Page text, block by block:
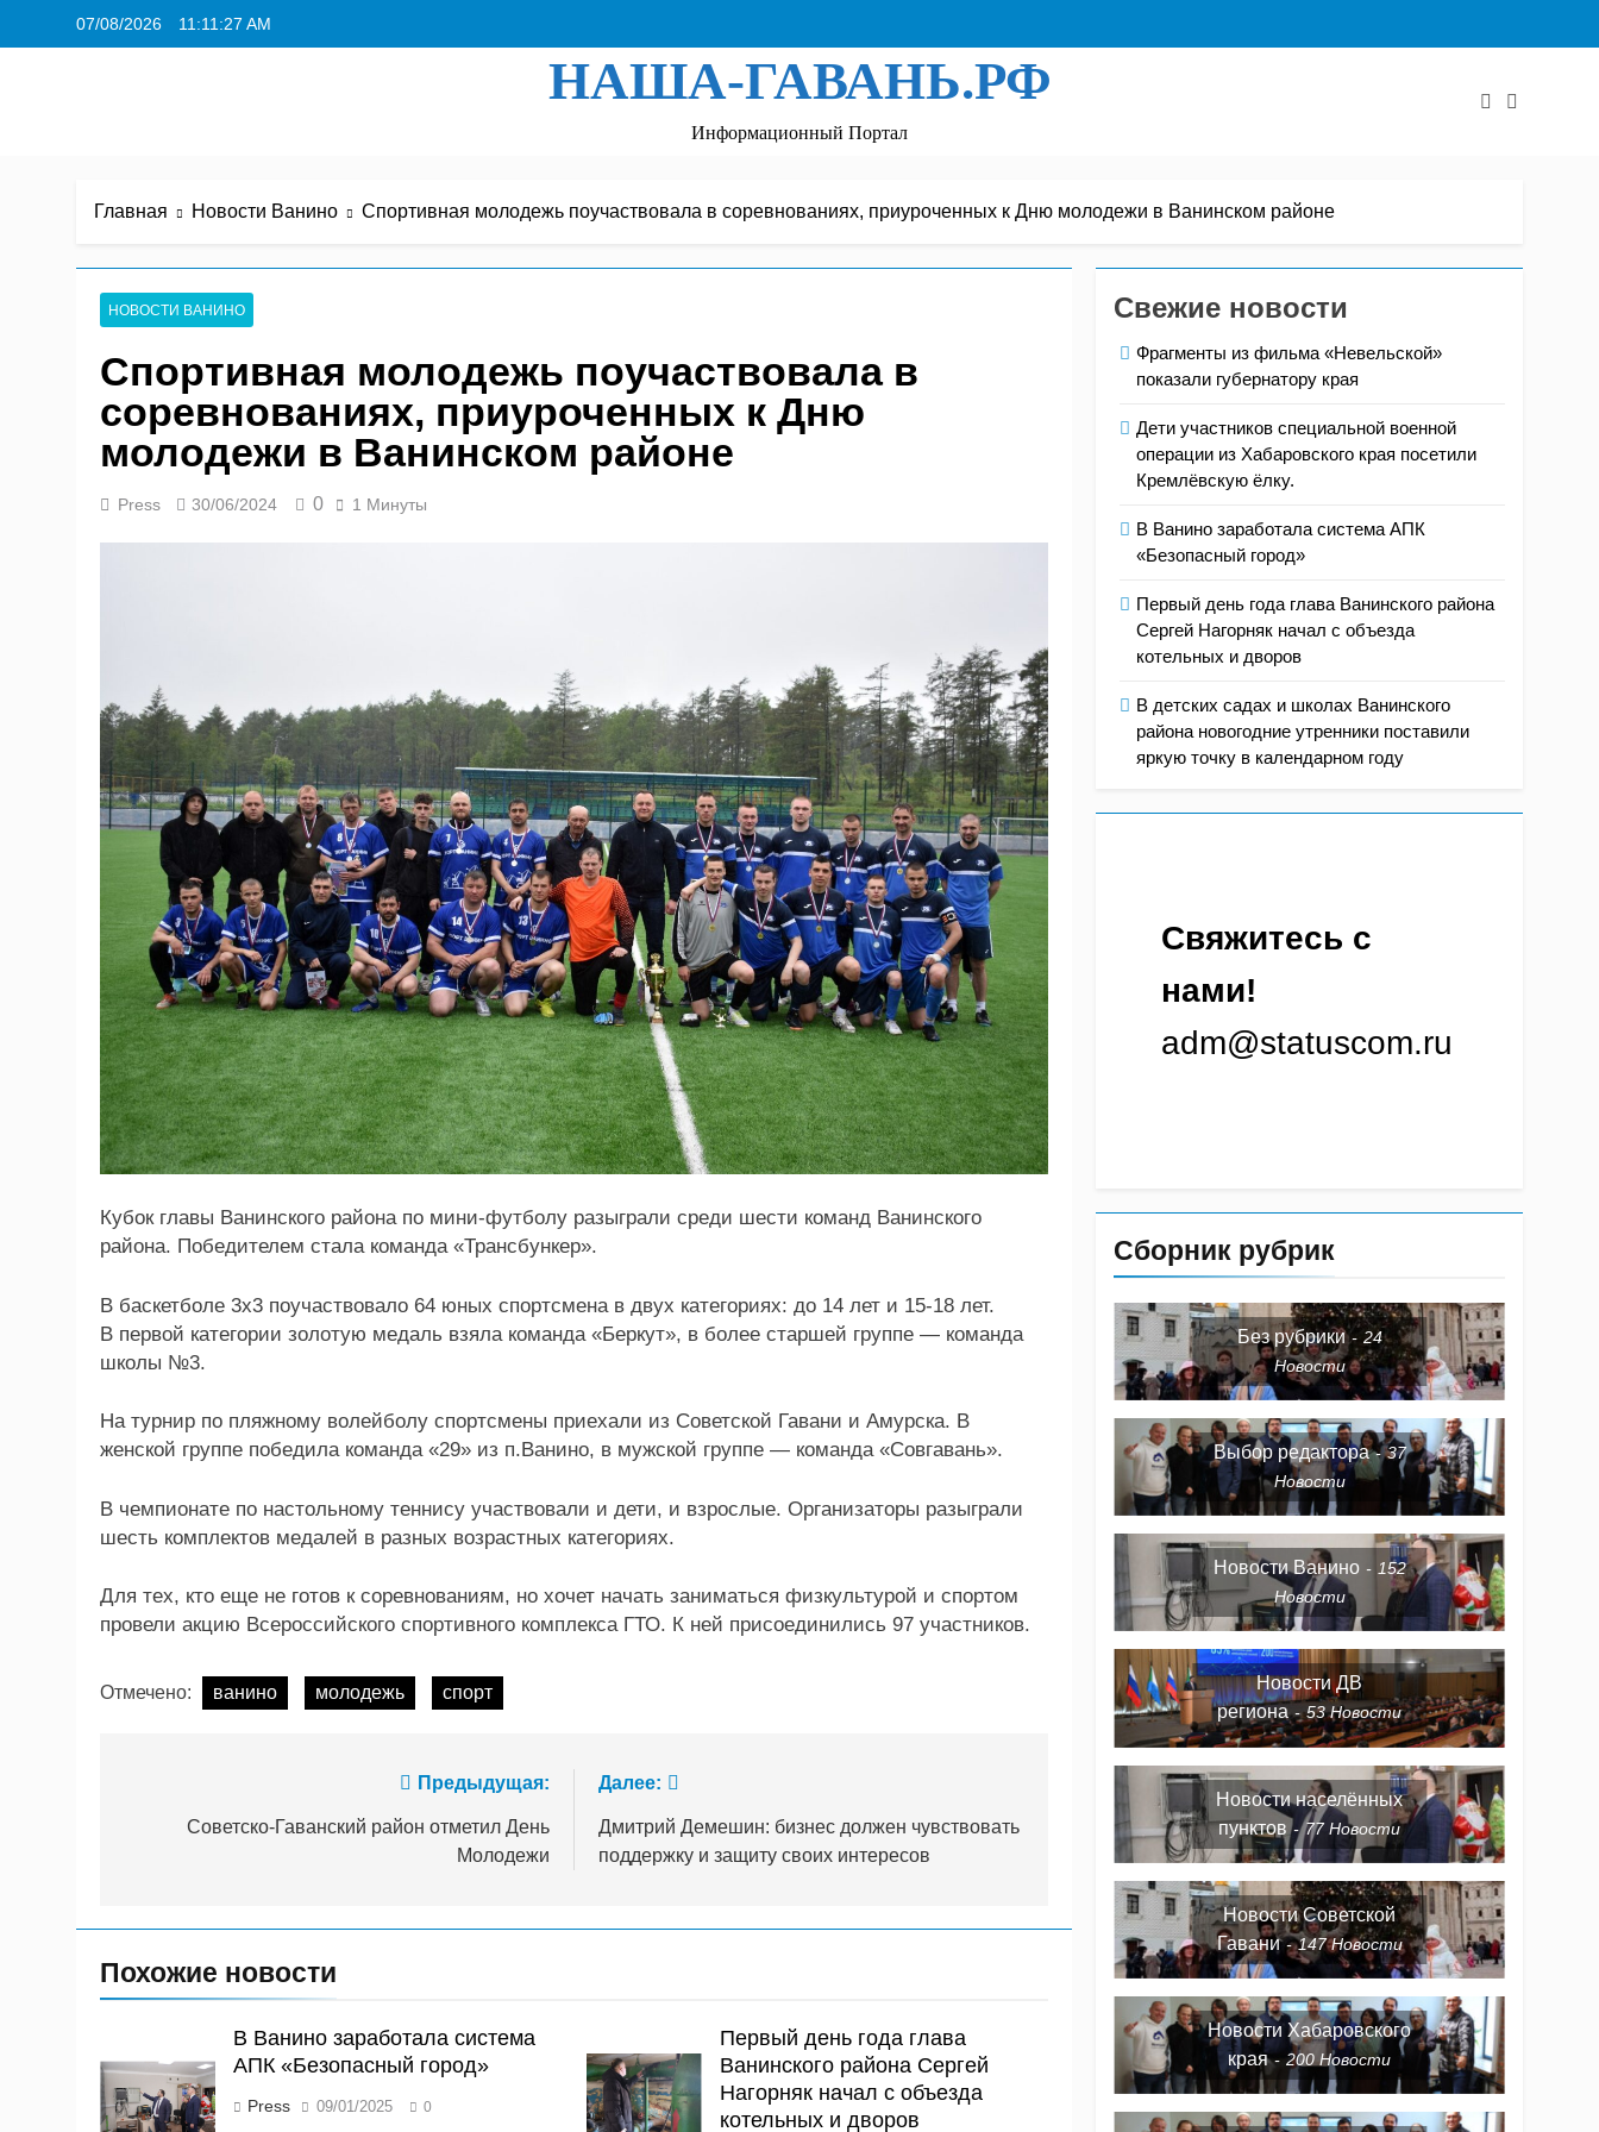
07/08/2026 11:11:28 AM
НАША-ГАВАНЬ.РФ
Информационный Портал
Главная Новости Ванино Спортивная молодежь поучаствовала в соревнованиях, приуроченных к Дню молодежи в Ванинском районе
НОВОСТИ ВАНИНО
Спортивная молодежь поучаствовала в
соревнованиях, приуроченных к Дню
молодежи в Ванинском районе
Press 30/06/2024 0 1 Минуты
Кубок главы Ванинского района по мини-футболу разыграли среди шести команд Ванинского
района. Победителем стала команда «Трансбункер».
В баскетболе 3х3 поучаствовало 64 юных спортсмена в двух категориях: до 14 лет и 15-18 лет.
В первой категории золотую медаль взяла команда «Беркут», в более старшей группе — команда
школы №3.
На турнир по пляжному волейболу спортсмены приехали из Советской Гавани и Амурска. В
женской группе победила команда «29» из п.Ванино, в мужской группе — команда «Совгавань».
В чемпионате по настольному теннису участвовали и дети, и взрослые. Организаторы разыграли
шесть комплектов медалей в разных возрастных категориях.
Для тех, кто еще не готов к соревнованиям, но хочет начать заниматься физкультурой и спортом
провели акцию Всероссийского спортивного комплекса ГТО. К ней присоединились 97 участников.
Отмечено: ванино молодежь спорт
Предыдущая:
Советско-Гаванский район отметил День
Молодежи
Далее:
Дмитрий Демешин: бизнес должен чувствовать
поддержку и защиту своих интересов
Похожие новости
В Ванино заработала система
АПК «Безопасный город»
Press 09/01/2025 0
Первый день года глава
Ванинского района Сергей
Нагорняк начал с объезда
котельных и дворов
Свежие новости
Фрагменты из фильма «Невельской»
показали губернатору края
Дети участников специальной военной
операции из Хабаровского края посетили
Кремлёвскую ёлку.
В Ванино заработала система АПК
«Безопасный город»
Первый день года глава Ванинского района
Сергей Нагорняк начал с объезда
котельных и дворов
В детских садах и школах Ванинского
района новогодние утренники поставили
яркую точку в календарном году
Свяжитесь с
нами!
adm@statuscom.ru
Сборник рубрик
Без рубрики
24
Новости
Выбор редактора
37
Новости
Новости Ванино
152
Новости
Новости ДВ
региона
53Новости
Новости населённых
пунктов
77Новости
Новости Советской
Гавани
147Новости
Новости Хабаровского
края
200Новости